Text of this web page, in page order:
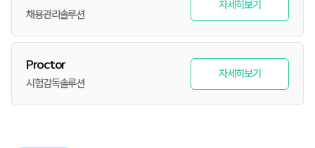
채용관리솔루션
자세히보기
Proctor
시험감독솔루션
자세히보기